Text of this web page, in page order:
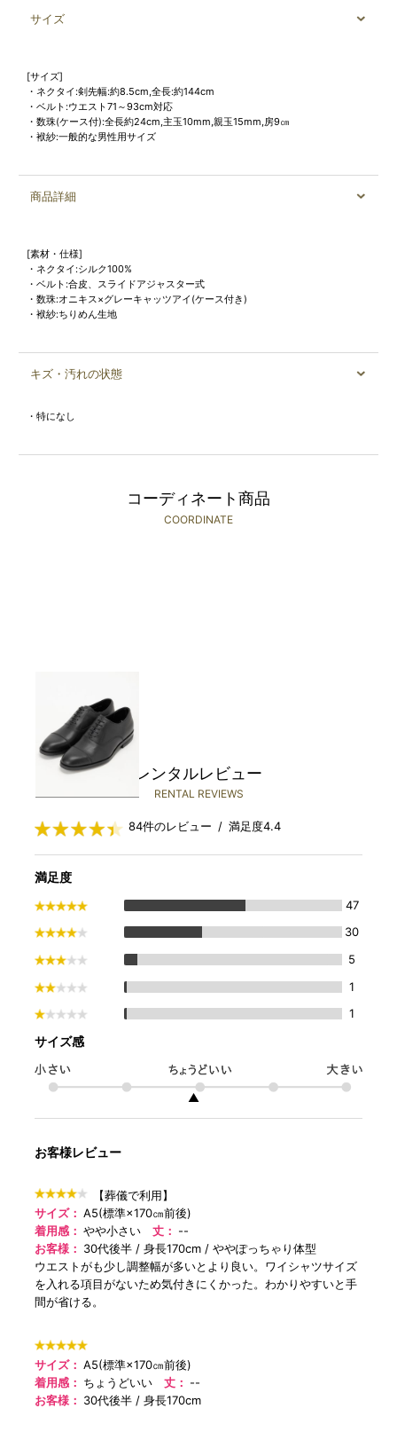
サイズ
[サイズ]
・ネクタイ:剣先幅:約8.5cm,全長:約144cm
・ベルト:ウエスト71～93cm対応
・数珠(ケース付):全長約24cm,主玉10mm,親玉15mm,房9㎝
・袱紗:一般的な男性用サイズ
商品詳細
[素材・仕様]
・ネクタイ:シルク100%
・ベルト:合皮、スライドアジャスター式
・数珠:オニキス×グレーキャッツアイ(ケース付き)
・袱紗:ちりめん生地
キズ・汚れの状態
・特になし
コーディネート商品
COORDINATE
￥2,980(税込)～
レンタルレビュー
RENTAL REVIEWS
84件のレビュー / 満足度4.4
満足度
47
30
5
1
1
サイズ感
▲
お客様レビュー
【葬儀で利用】
サイズ：A5(標準×170㎝前後)
着用感：やや小さい 丈： --
お客様： 30代後半 身長170cm
ややぽっちゃり体型
ウエストがも少し調整幅が多いとより良い。ワイシャツサイズ
を入れる項目がないため気付きにくかった。わかりやすいと手
間が省ける。
サイズ：A5(標準×170㎝前後)
着用感： ちょうどいい 丈： --
お客様： 30代後半 身長170cm